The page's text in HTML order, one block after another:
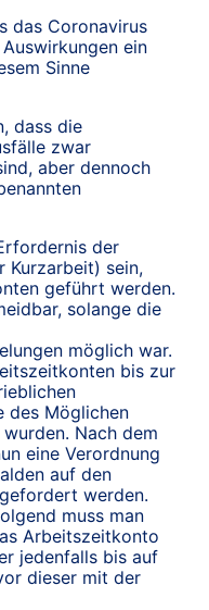
das Coronavirus
ein
Sinne
dass die
zwar
aber dennoch
der
Kurzarbeit) sein,
geführt werden.
solange die
möglich war.
bis zur
des Möglichen
Nach dem
eine Verordnung
auf den
werden.
muss man
Arbeitszeitkonto
jedenfalls bis auf
dieser mit der